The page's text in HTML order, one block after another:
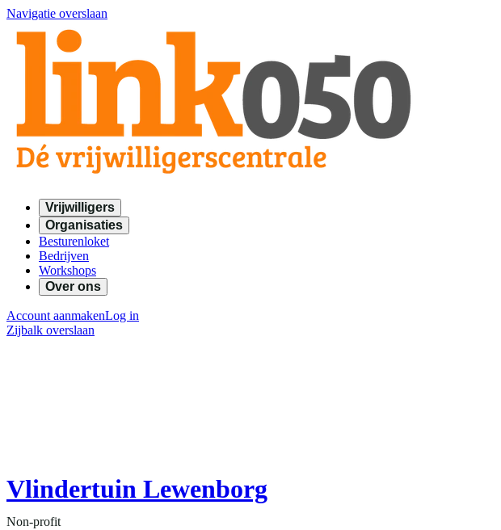
Navigatie overslaan
Vrijwilligers
Organisaties
Besturenloket
Bedrijven
Workshops
Over ons
Account aanmakenLog in
Zijbalk overslaan
Vlindertuin Lewenborg
Non-profit